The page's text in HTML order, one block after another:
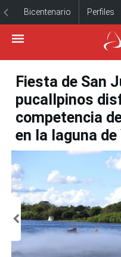
Bicentenario Perfiles
Fiesta de San
pucallpinos
competencia
en la laguna